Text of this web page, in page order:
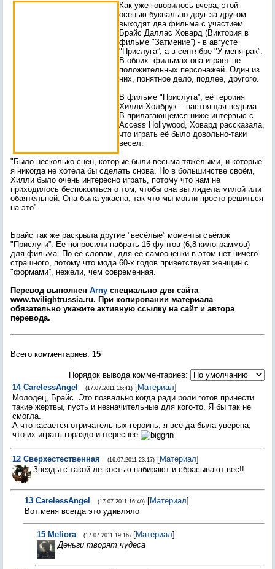
Как уже говорилось вчера, этой
осенью буквально друг за другом
выходят два фильма с участием
Брайс Даллас Ховард (Виктория в
фильме "Затмение”) - в августе
"Прислуга”, а в сентябре "У меня рак”.
В обоих фильмах она играет не
положительных персонажей. Один из
них, понятное дело, подлее, другого.
В фильме "Прислуга”, её героиня
Хилли Холбрук – настоящая ведьма.
В прилагающемся ниже интервью с
Access Hollywood, Ховард рассказала,
что играть её было довольно-таки
весел.
"Было несколько сцен, которые были весьма тяжёлыми, и которые
я никогда не хотела бы сделать снова. Но в большинстве своём,
Хилли было очень интересно играть, потому что нам не
приходилось беспокоиться о том, чтобы она выглядела милой или
обаятельной. Она была ужасна, так что мы могли просто решиться
на это”.
Брайс так же раскрыла другие "весёлые” моменты съёмок
"Прислуги”. Её попросили набрать 15 фунтов (6,8 килограммов)
для фильма. По её словам, для её самооценки в этом нет ничего
страшного, потому что мода 60-х годов приветствует женщин с
"формами”, нежели, чем современная.
Перевод выполнен Arny специально для сайта
www.twilightrussia.ru. При копировании материала
обязательно укажите активную ссылку на сайт и автора
перевода.
Всего комментариев: 15
Порядок вывода комментариев:
14 CarelessAngel (17.07.2011 16:41) [Материал]
Молодец, Брайс. Это позвально когда ради роли готов принести
такие жертвы, пусть и незначительные для кого-то. Я бы так не
смогла.
А что касается отричательных героинь, я всегда была уверена,
что их играть гораздо интереснее
12 Сверхестественная (16.07.2011 23:17) [Материал]
Звезды с такой легкостью набирают и сбрасывают вес!!
13 CarelessAngel (17.07.2011 16:40) [Материал]
Вот меня всегда это удивляло
15 Meliora (17.07.2011 19:16) [Материал]
Деньги творят чудеса